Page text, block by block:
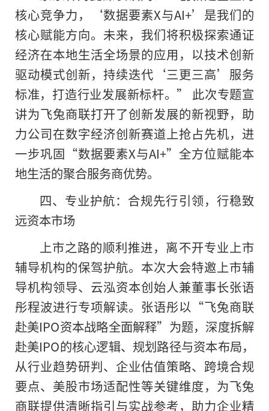
核心竞争力，‘数据要素X与AI+’是我们的
核心赋能方向。未来，我们将积极探索通证
经济在本地生活全场景的应用，以技术创新
驱动模式创新，持续迭代‘三更三高’服务
标准，打造行业发展新标杆。” 此次专题宣
讲为飞兔商联打开了创新发展的新视野，助
力公司在数字经济创新赛道上抢占先机，进
一步巩固“数据要素X与AI+”全方位赋能本
地生活的聚合服务商优势。
四、专业护航：合规先行引领，行稳致
远资本市场
上市之路的顺利推进，离不开专业上市
辅导机构的保驾护航。本次大会特邀上市辅
导机构领导、云泓资本创始人兼董事长张语
彤程波进行专项解读。张语彤以“飞兔商联
赴美IPO资本战略全面解释”为题，深度拆解
赴美IPO的核心逻辑、规划路径与资本布局，
从行业趋势研判、企业估值策略、跨境合规
要点、美股市场适配性等关键维度，为飞兔
商联提供清晰指引与实战参考，助力企业精